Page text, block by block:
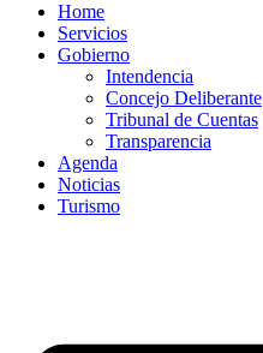
Home
Servicios
Gobierno
Intendencia
Concejo Deliberante
Tribunal de Cuentas
Transparencia
Agenda
Noticias
Turismo